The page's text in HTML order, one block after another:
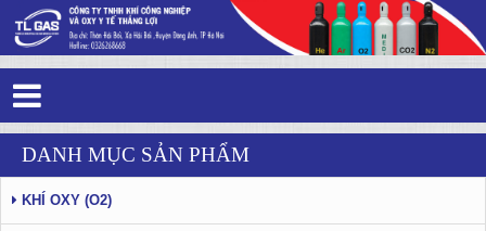
Tag 2 - 23: Thắng Lợi Gas
DANH MỤC SẢN PHẨM
KHÍ OXY (O2)